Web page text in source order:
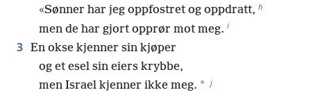
«Sønner har jeg oppfostret og oppdratt, h
men de har gjort opprør mot meg. i
3 En okse kjenner sin kjøper
og et esel sin eiers krybbe,
men Israel kjenner ikke meg. * j